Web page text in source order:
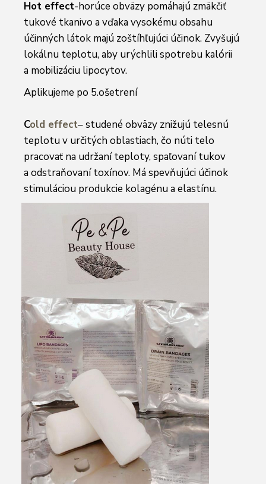
Hot effect-horúce obväzy pomáhajú zmäkčiť
tukové tkanivo a vďaka vysokému obsahu
účinných látok majú zoštíhľujúci účinok. Zvyšujú
lokálnu teplotu, aby urýchlili spotrebu kalórii
a mobilizáciu lipocytov.
Aplikujeme po 5.ošetrení
Cold effect– studené obväzy znižujú telesnú
teplotu v určitých oblastiach, čo núti telo
pracovať na udržaní teploty, spaľovaní tukov
a odstraňovaní toxínov. Má spevňujúci účinok
stimuláciou produkcie kolagénu a elastínu.